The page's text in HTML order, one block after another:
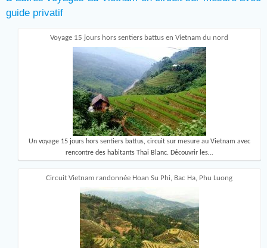
guide privatif
Voyage 15 jours hors sentiers battus en Vietnam du nord
Un voyage 15 jours hors sentiers battus, circuit sur mesure au Vietnam avec
rencontre des habitants Thai Blanc. Découvrir les…
Circuit Vietnam randonnée Hoan Su Phi, Bac Ha, Phu Luong